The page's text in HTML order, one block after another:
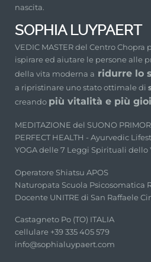
nascita.
SOPHIA LUYPAERT
VEDIC MASTER del Centro Chopra
ispirare ed aiutare le persone alle
della vita moderna a ridurre lo
a ripristinare uno stato ottimale di
creando più vitalità e più
MEDITAZIONE del SUONO
PERFECT HEALTH - Ayurvedic
YOGA delle 7 Leggi Spirituali dello
Operatore Shiatsu APOS
Naturopata Scuola Psicosomatica
Docente UNITRE di San Raffaele
Castagneto Po (TO) ITALIA
cellulare +39 335 405 579
info@sophialuypaert.com